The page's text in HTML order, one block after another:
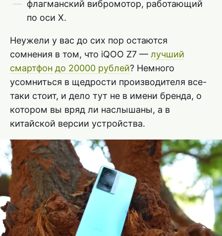
флагманский вибромотор, работающий
по оси X.
Неужели у вас до сих пор остаются
сомнения в том, что iQOO Z7 — лучший
смартфон до 20000 рублей? Немного
усомниться в щедрости производителя все-
таки стоит, и дело тут не в имени бренда, о
котором вы вряд ли наслышаны, а в
китайской версии устройства.